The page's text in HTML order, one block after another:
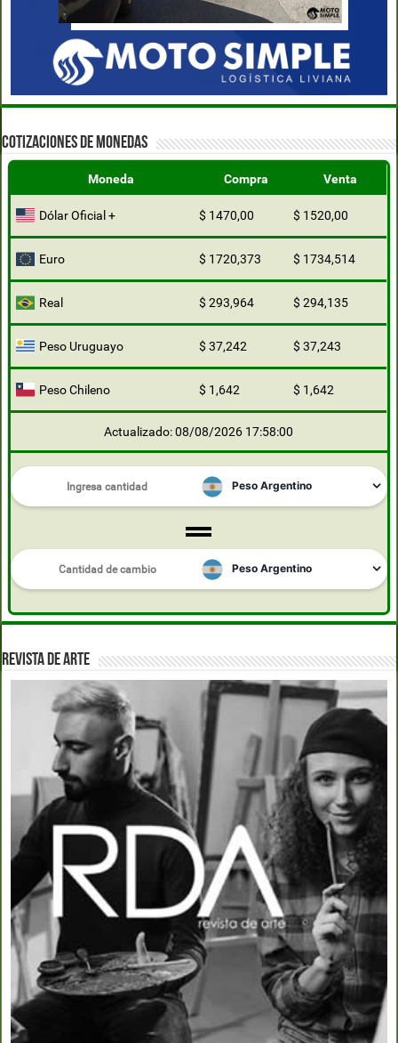
COTIZACIONES DE MONEDAS
Moneda Compra Venta
Dólar Oficial + $ 1470,00 $ 1520,00
Euro $ 1720,373 $ 1734,514
Real $ 293,964 $ 294,135
Peso Uruguayo $ 37,242 $ 37,243
Peso Chileno $ 1,642 $ 1,642
Actualizado: 08/08/2026 17:58:00
REVISTA DE ARTE